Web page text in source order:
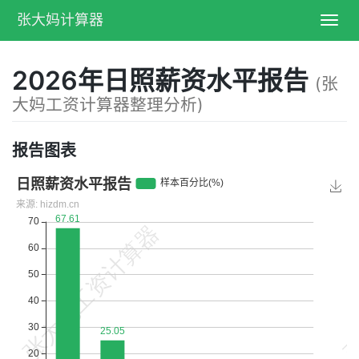
张大妈计算器
2026年日照薪资水平报告 (张
大妈工资计算器整理分析)
报告图表